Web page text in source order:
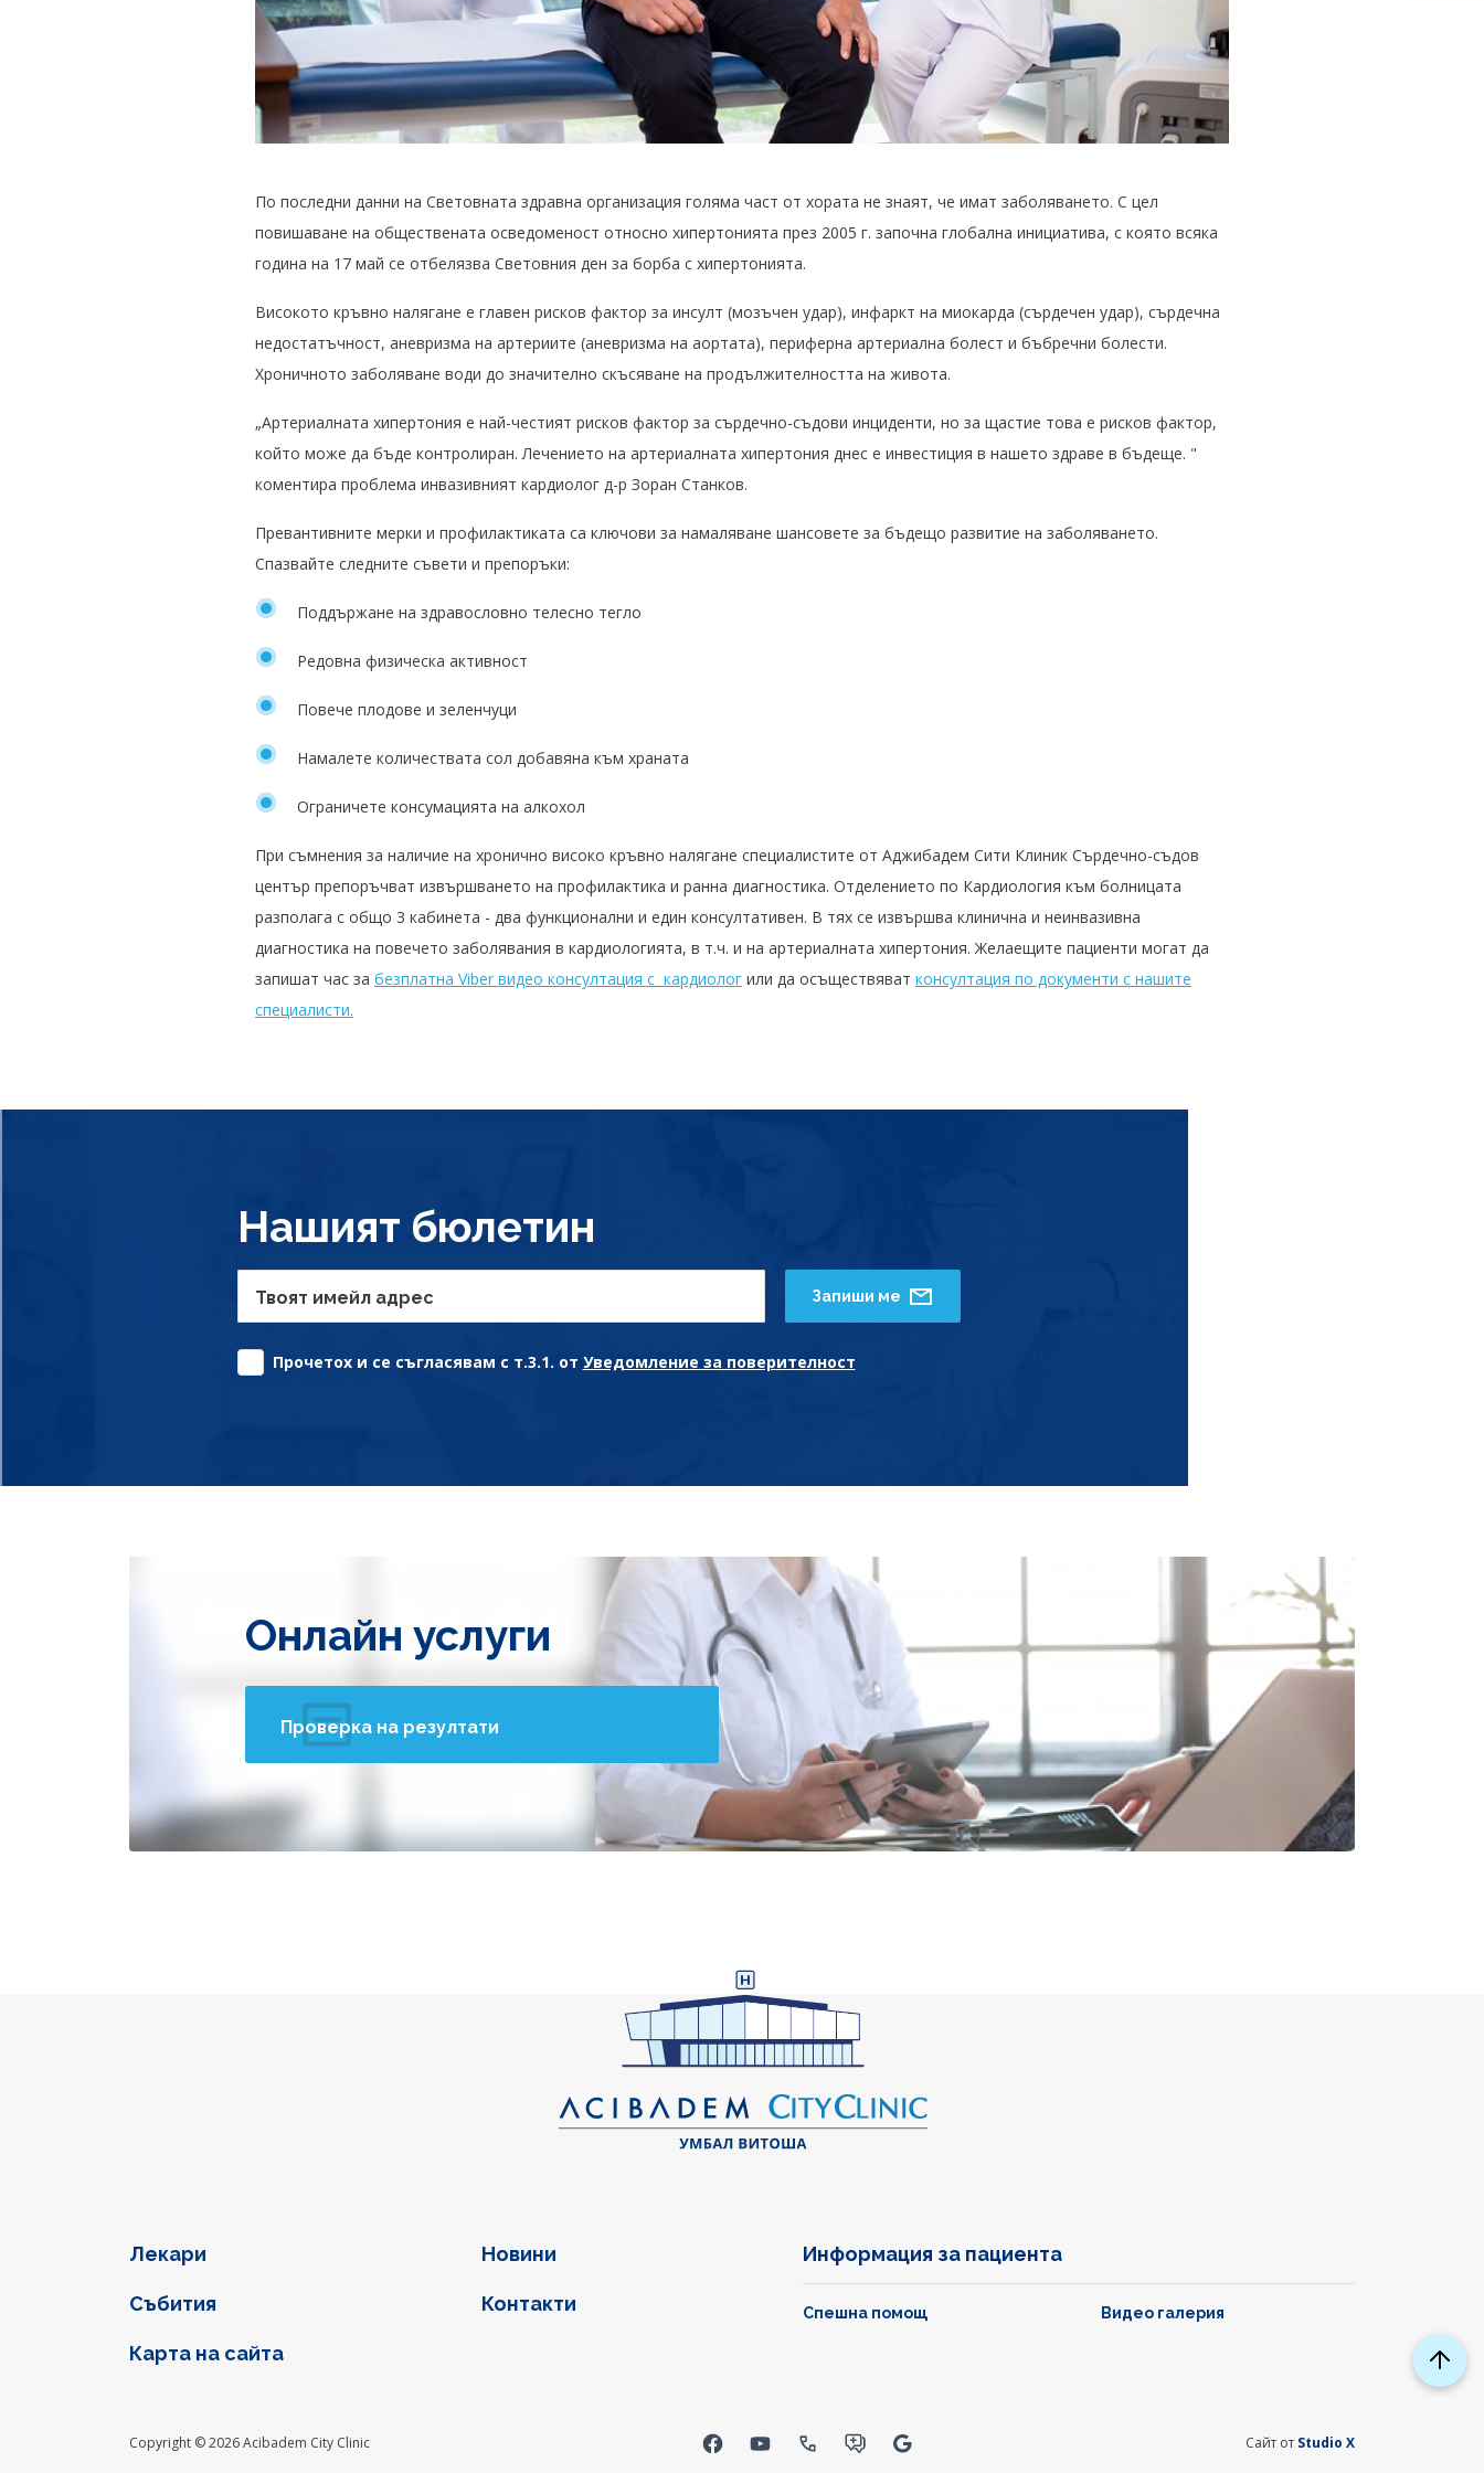
По последни данни на Световната здравна организация голяма част от хората не знаят, че имат заболяването. С цел
повишаване на обществената осведоменост относно хипертонията през 2005 г. започна глобална инициатива, с която всяка
година на 17 май се отбелязва Световния ден за борба с хипертонията.
Високото кръвно налягане е главен рисков фактор за инсулт (мозъчен удар), инфаркт на миокарда (сърдечен удар), сърдечна
недостатъчност, аневризма на артериите (аневризма на аортата), периферна артериална болест и бъбречни болести.
Хроничното заболяване води до значително скъсяване на продължителността на живота.
„Артериалната хипертония е най-честият рисков фактор за сърдечно-съдови инциденти, но за щастие това е рисков фактор,
който може да бъде контролиран. Лечението на артериалната хипертония днес е инвестиция в нашето здраве в бъдеще. "
коментира проблема инвазивният кардиолог д-р Зоран Станков.
Превантивните мерки и профилактиката са ключови за намаляване шансовете за бъдещо развитие на заболяването.
Спазвайте следните съвети и препоръки:
Поддържане на здравословно телесно тегло
Редовна физическа активност
Повече плодове и зеленчуци
Намалете количествата сол добавяна към храната
Ограничете консумацията на алкохол
При съмнения за наличие на хронично високо кръвно налягане специалистите от Аджибадем Сити Клиник Сърдечно-съдов
център препоръчват извършването на профилактика и ранна диагностика. Отделението по Кардиология към болницата
разполага с общо 3 кабинета - два функционални и един консултативен. В тях се извършва клинична и неинвазивна
диагностика на повечето заболявания в кардиологията, в т.ч. и на артериалната хипертония. Желаещите пациенти могат да
запишат час за безплатна Viber видео консултация с кардиолог или да осъществяват консултация по документи с нашите
специалисти.
Нашият бюлетин
Твоят имейл адрес
Прочетох и се съгласявам с т.3.1. от Уведомление за поверителност
Запиши ме
Онлайн услуги
Проверка на резултати
Фуутер навигация
Лекари Новини
Събития Контакти
Карта на сайта
Информация за пациента
Спешна помощ Видео галерия
Copyright © 2026 Acibadem City Clinic Сайт от Studio X